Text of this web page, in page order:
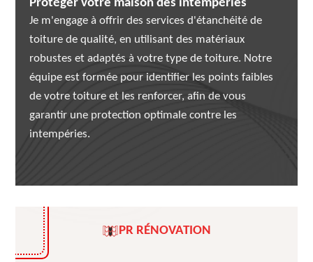
Protéger votre maison des intempéries
Je m'engage à offrir des services d'étanchéité de
toiture de qualité, en utilisant des matériaux
robustes et adaptés à votre type de toiture. Notre
équipe est formée pour identifier les points faibles
de votre toiture et les renforcer, afin de vous
garantir une protection optimale contre les
intempéries.
PR RÉNOVATION